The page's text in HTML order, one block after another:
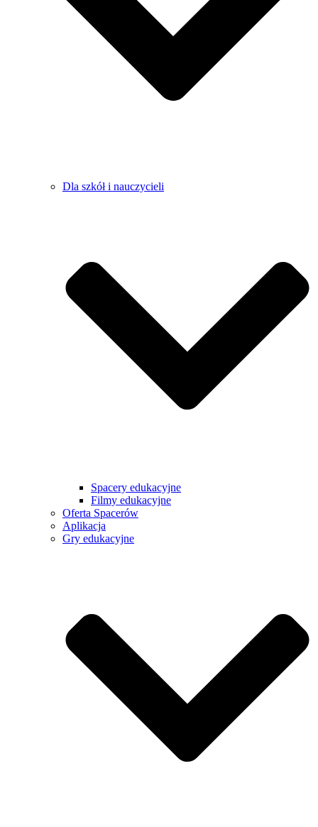
Dla szkół i nauczycieli
Spacery edukacyjne
Filmy edukacyjne
Oferta Spacerów
Aplikacja
Gry edukacyjne